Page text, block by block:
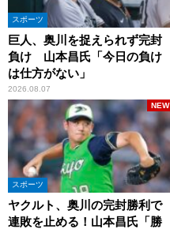
スポーツ
巨人、奥川を捉えられず完封
負け 山本昌氏「今日の負け
は仕方がない」
2026.08.07
スポーツ
ヤクルト、奥川の完封勝利で
連敗を止める！山本昌氏「勝
NEW